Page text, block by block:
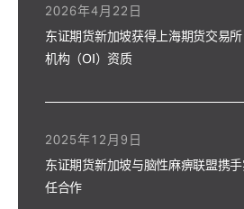
东证期货新加坡获得上海期货交易
机构（OI）资质
2026年4月22日
东证期货新加坡与脑性麻痹联盟携
任合作
2025年12月9日